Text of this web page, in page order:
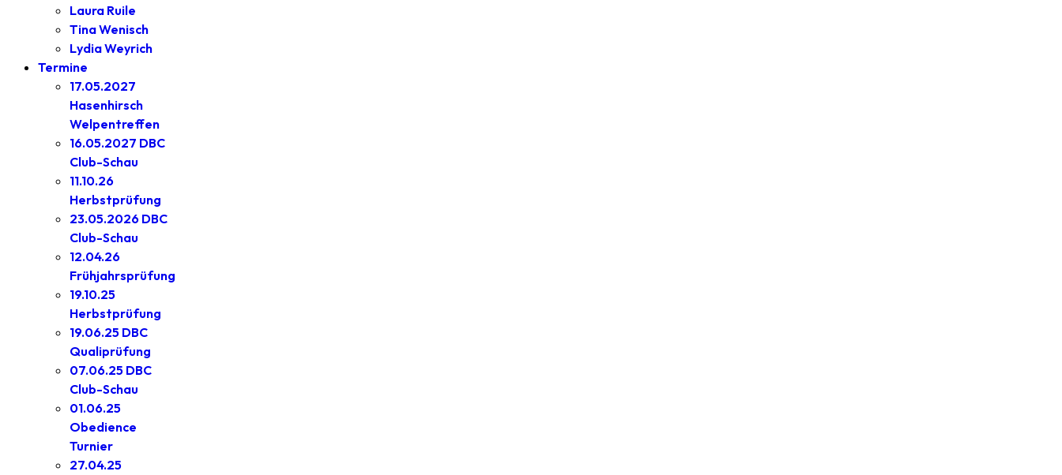
Laura Ruile
Tina Wenisch
Lydia Weyrich
Termine
17.05.2027
Hasenhirsch
Welpentreffen
16.05.2027 DBC
Club-Schau
11.10.26
Herbstprüfung
23.05.2026 DBC
Club-Schau
12.04.26
Frühjahrsprüfung
19.10.25
Herbstprüfung
19.06.25 DBC
Qualiprüfung
07.06.25 DBC
Club-Schau
01.06.25
Obedience
Turnier
27.04.25